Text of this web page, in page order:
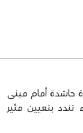
حاشدة أمام مبنى
تندد بتعيين مئير